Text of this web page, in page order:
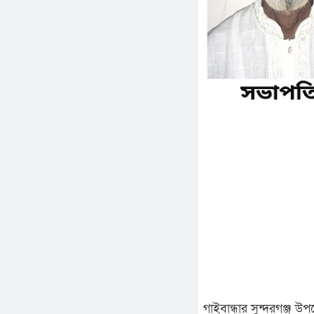
গাইবান্ধার সুন্দরগঞ্জ